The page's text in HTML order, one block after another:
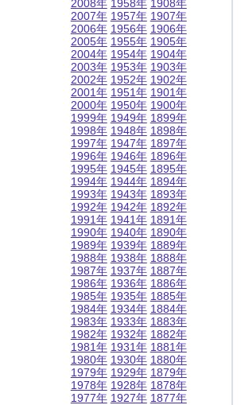
2008年
2007年
2006年
2005年
2004年
2003年
2002年
2001年
2000年
1999年
1998年
1997年
1996年
1995年
1994年
1993年
1992年
1991年
1990年
1989年
1988年
1987年
1986年
1985年
1984年
1983年
1982年
1981年
1980年
1979年
1978年
1977年
1958年
1957年
1956年
1955年
1954年
1953年
1952年
1951年
1950年
1949年
1948年
1947年
1946年
1945年
1944年
1943年
1942年
1941年
1940年
1939年
1938年
1937年
1936年
1935年
1934年
1933年
1932年
1931年
1930年
1929年
1928年
1927年
1908年
1907年
1906年
1905年
1904年
1903年
1902年
1901年
1900年
1899年
1898年
1897年
1896年
1895年
1894年
1893年
1892年
1891年
1890年
1889年
1888年
1887年
1886年
1885年
1884年
1883年
1882年
1881年
1880年
1879年
1878年
1877年